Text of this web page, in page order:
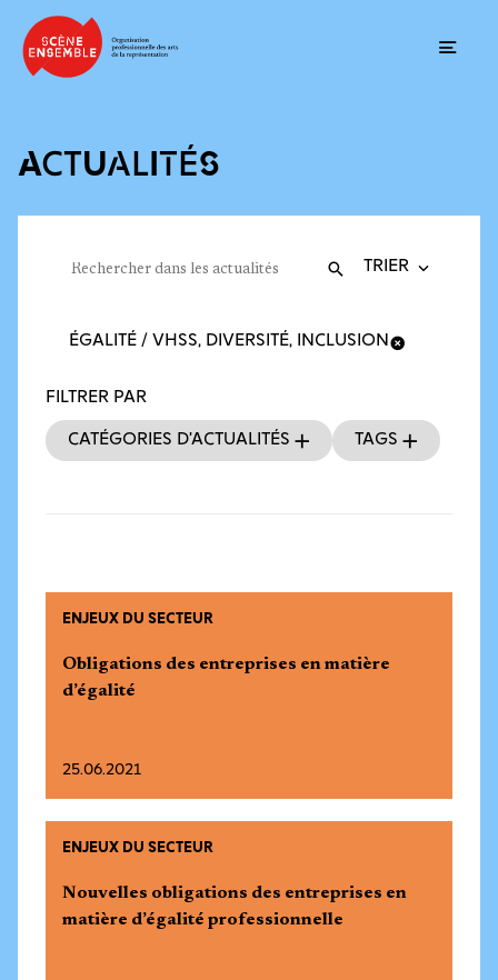
ACTUALITÉS
Recherche
Valider
FILTRER PAR
Catégories d’actualités Tags
ÉGALITÉ / VHSS, DIVERSITÉ, INCLUSION
ENJEUX DU SECTEUR
Obligations des entreprises en matière
d’égalité
25.06.2021
ENJEUX DU SECTEUR
Nouvelles obligations des entreprises en
matière d’égalité professionnelle